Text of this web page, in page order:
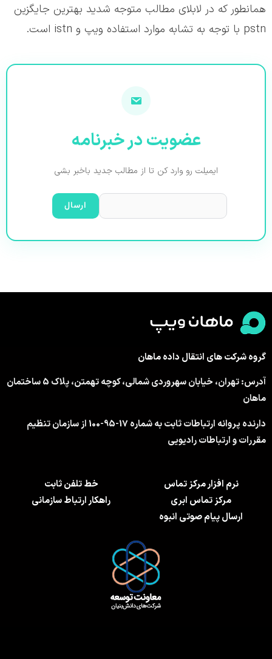
همانطور که در لابلای مطالب متوجه شدید بهترین جایگزین
pstn با توجه به تشابه موارد استفاده ویپ و istn است.
عضویت در خبرنامه
ایمیلت رو وارد کن تا از مطالب جدید باخبر بشی
گروه شرکت های انتقال داده ماهان
آدرس: تهران، خیابان سهروردی شمالی، کوچه تهمتن، پلاک 5 ساختمان
ماهان
دارنده پروانه ارتباطات ثابت به شماره 17-95-100 از سازمان تنظیم
مقررات و ارتباطات رادیویی
نرم افزار مرکز تماس
مرکز تماس ابری
ارسال پیام صوتی انبوه
خط تلفن ثابت
راهکار ارتباط سازمانی